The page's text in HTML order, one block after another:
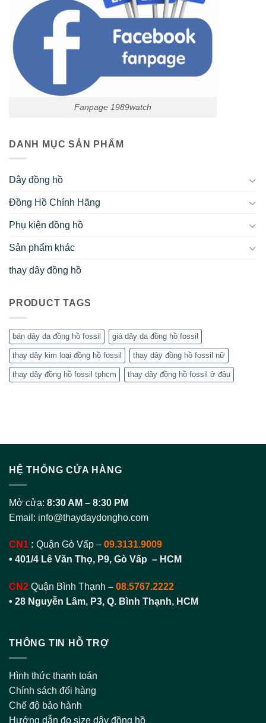
Fanpage 1989watch
DANH MỤC SẢN PHẨM
Dây đồng hồ
Đồng Hồ Chính Hãng
Phụ kiện đồng hồ
Sản phẩm khác
thay dây đồng hồ
PRODUCT TAGS
bán dây da đồng hồ fossil giá dây da đồng hồ fossil
thay dây kim loại đồng hồ fossil thay dây đồng hồ fossil nữ
thay dây đồng hồ fossil tphcm thay dây đồng hồ fossil ở đâu
HỆ THỐNG CỬA HÀNG
Mở cửa: 8:30 AM – 8:30 PM
Email: info@thaydaydongho.com
CN1 : Quận Gò Vấp – 09.3131.9009
• 401/4 Lê Văn Thọ, P9, Gò Vấp – HCM
CN2 Quận Bình Thạnh – 08.5767.2222
• 28 Nguyễn Lâm, P3, Q. Bình Thạnh, HCM
THÔNG TIN HỖ TRỢ
Hình thức thanh toán
Chính sách đổi hàng
Chế độ bảo hành
Hướng dẫn đo size dây đồng hồ